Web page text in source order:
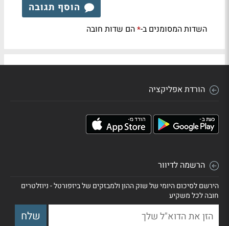
הוסף תגובה
השדות המסומנים ב-*הם שדות חובה
הורדת אפליקציה
הרשמה לדיוור
הירשם לסיכום היומי של שוק ההון ולמבזקים של ביזפורטל - ניוזלטרים
חובה לכל משקיע